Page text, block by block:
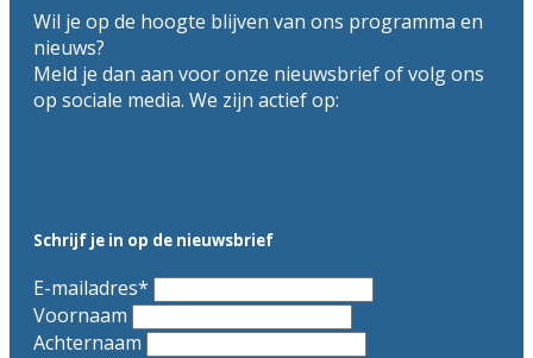
Wil je op de hoogte blijven van ons programma en
nieuws?
Meld je dan aan voor onze nieuwsbrief of volg ons
op sociale media. We zijn actief op:
Schrijf je in op de nieuwsbrief
E-mailadres*
Voornaam
Achternaam